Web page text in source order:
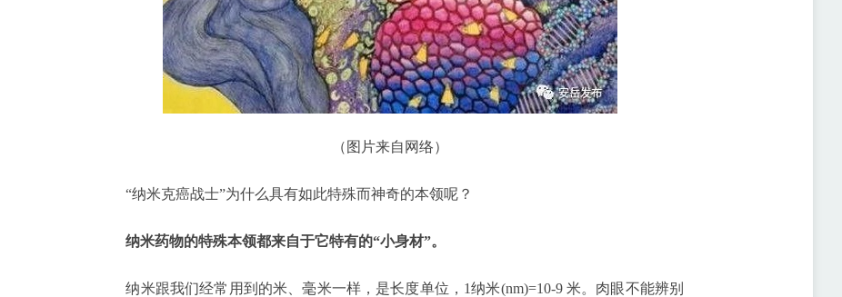
（图片来自网络）
“纳米克癌战士”为什么具有如此特殊而神奇的本领呢？
纳米药物的特殊本领都来自于它特有的“小身材”。
纳米跟我们经常用到的米、毫米一样，是长度单位，1纳米(nm)=10-9 米。肉眼不能辨别